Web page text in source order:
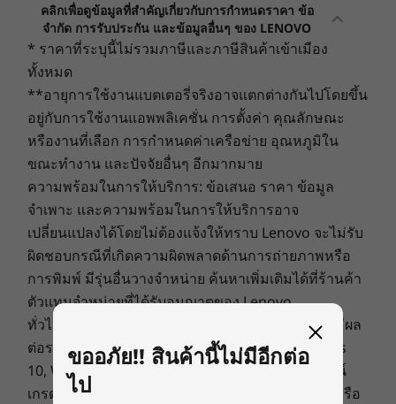
ยอดเยี่ยมกับการพกพา และความคงทนมาตรฐาน
ระดับกองทัพ
ไลฟ์สไตล์ในแบบไฮบริด ย่อมต้องการดีไวซ์ที่ตอบ
โจทย์ทั้งด้านประสิทธิภาพและความบางเบา ซึ่ง
Yoga Slim 6i Gen 8 ที่มาพร้อม Intel® Evo™ จะ
ช่วยมอบประสบการณ์ระดับพรีเมียม ที่ผสานความ
ลงตัวทั้งประสิทธิภาพ และความสะดวกในการพกพา
ได้อย่างยอดเยี่ยม ไม่ว่าคุณจะเป็นผู้ที่กำลังค้นหาแรง
บันดาลใจ หรือนักสร้างสรรค์เนื้อหาในโลกดิจิทัลที่
ต้องเดินทางอยู่ตลอดเวลาก็ตาม ด้วยน้ำหนักที่เบา
และตัวเครื่องขนาดกะทัดรัดของ Yoga Slim 6i Gen
8 ซึ่งผ่านการทดสอบความทนทานตามมาตรฐาน
MIL-STD 810H ระดับกองทัพถึง 21 รายการ ก็จะ
ทำให้คุณมั่นใจได้ ไม่ว่าจะต้องเดินทาง หรือทำงาน
อยู่บ้านก็ตาม
Dimensions (H x W x D)
As thin as 14.9mm x 312mm x 221mm / 0.59″ x 8.7″ x
12.28″
Weight
Starting at 1.32 kg / 2.91 lbs
Color
Storm Grey
Misty Grey
Connectivity
WiFi 6E*
Bluetooth®5.1
*6GHz WiFi 6E operation is dependent on the support of the operating system,
routers/APs/gateways that support WiFi 6E, along with the regional regulatory
certifications and spectrum allocation.
คลิกเพื่อดูข้อมูลที่สำคัญเกี่ยวกับการกำหนดราคา ข้อ
จำกัด การรับประกัน และข้อมูลอื่นๆ ของ LENOVO
* ราคาที่ระบุนี้ไม่รวมภาษีและภาษีสินค้าเข้าเมือง
ทั้งหมด
**อายุการใช้งานแบตเตอรี่จริงอาจแตกต่างกันไปโดยขึ้น
อยู่กับการใช้งานแอพพลิเคชั่น การตั้งค่า คุณลักษณะ
หรืองานที่เลือก การกำหนดค่าเครือข่าย อุณหภูมิใน
ขณะทำงาน และปัจจัยอื่นๆ อีกมากมาย
ความพร้อมในการให้บริการ: ข้อเสนอ ราคา ข้อมูล
จำเพาะ และความพร้อมในการให้บริการอาจ
เปลี่ยนแปลงได้โดยไม่ต้องแจ้งให้ทราบ Lenovo จะไม่รับ
ผิดชอบกรณีที่เกิดความผิดพลาดด้านการถ่ายภาพหรือ
การพิมพ์ มีรุ่นอื่นวางจำหน่าย ค้นหาเพิ่มเติมได้ที่ร้านค้า
ตัวแทนจำหน่ายที่ได้รับอนุญาตของ Lenovo
ทั่วไป:
ที่อาจมีผล
ต่อระบบที่คุณซื้อ ซึ่งรวมถึงรายละเอียดบน Windows
10, Windows 8, Windows 7 และการอัพเกรด/ดาวน์
เกรดที่อาจเกิดขึ้นได้ Lenovo ไม่มีการจัดตั้งตัวแทนหรือ
ขออภัย!! สินค้านี้ไม่มีอีกต่อ
ไป